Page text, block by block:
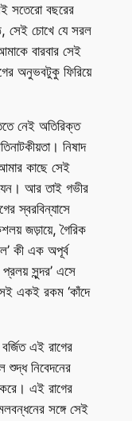
সতেরো বছরের
সেই চোখে যে সরল
বারবার সেই
অনুভবটুকু ফিরিয়ে
নেই অতিরিক্ত
নিষাদ
কাছে সেই
আর তাই গভীর
স্বরবিন্যাসে
জড়ায়ে, গৈরিক
কী এক অপূর্ব
সুন্দর’ এসে
একই রকম ‘কাঁদে
এই রাগের
নিবেদনের
এই রাগের
সঙ্গে সেই